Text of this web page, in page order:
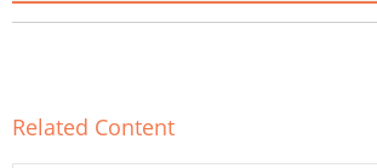
Related Content